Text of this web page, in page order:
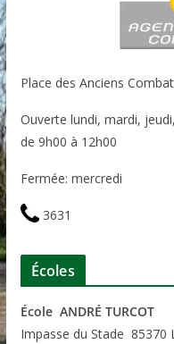
Place des Anciens
Ouverte lundi, mardi,
de 9h00 à 12h00
Fermée: mercredi
3631
Écoles
École ANDRÉ TURCOT
Impasse du Stade 85370